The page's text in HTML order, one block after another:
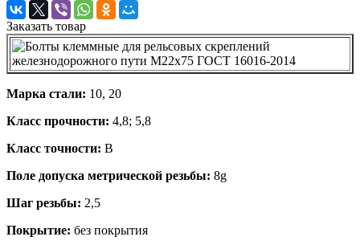
Заказать товар
Марка стали: 10, 20
Класс прочности: 4,8; 5,8
Класс точности: В
Поле допуска метрической резьбы: 8g
Шаг резьбы: 2,5
Покрытие: без покрытия